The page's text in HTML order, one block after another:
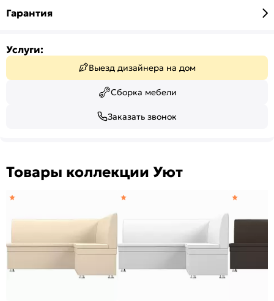
Гарантия
Услуги:
Выезд дизайнера на дом
Сборка мебели
Заказать звонок
Товары коллекции Уют